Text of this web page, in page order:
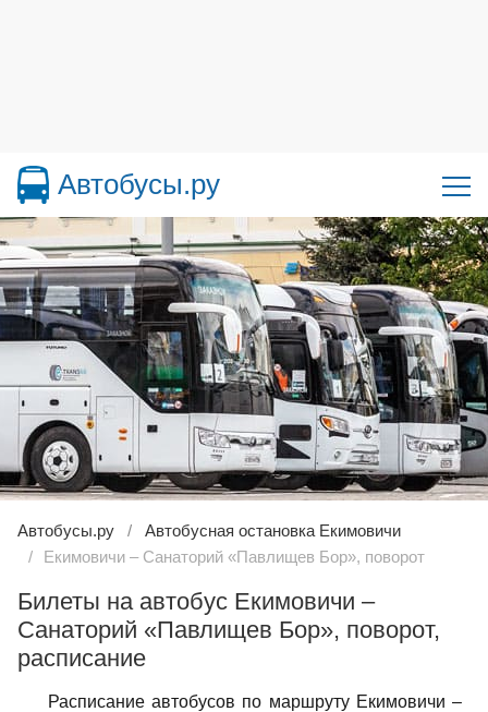
Автобусы.ру
Автобусы.ру
Автобусная остановка Екимовичи
Екимовичи – Санаторий «Павлищев Бор», поворот
Билеты на автобус Екимовичи –
Санаторий «Павлищев Бор», поворот,
расписание
Расписание автобусов по маршруту Екимовичи –